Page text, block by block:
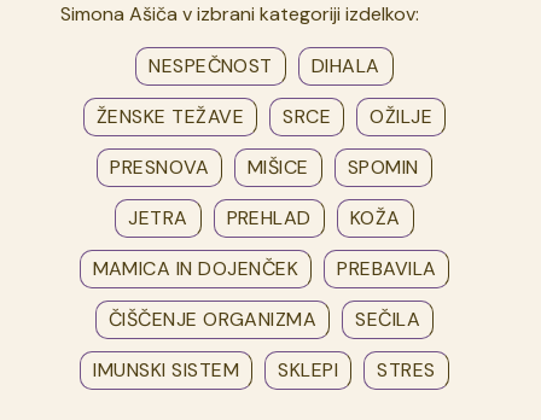
Simona Ašiča v izbrani kategoriji izdelkov:
NESPEČNOST
DIHALA
ŽENSKE TEŽAVE
SRCE
OŽILJE
PRESNOVA
MIŠICE
SPOMIN
JETRA
PREHLAD
KOŽA
MAMICA IN DOJENČEK
PREBAVILA
ČIŠČENJE ORGANIZMA
SEČILA
IMUNSKI SISTEM
SKLEPI STRES